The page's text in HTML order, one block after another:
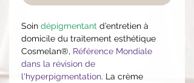
Soin dépigmentant d’entretien à
domicile du traitement esthétique
Cosmelan®, Référence Mondiale
dans la révision de
l'hyperpigmentation. La crème